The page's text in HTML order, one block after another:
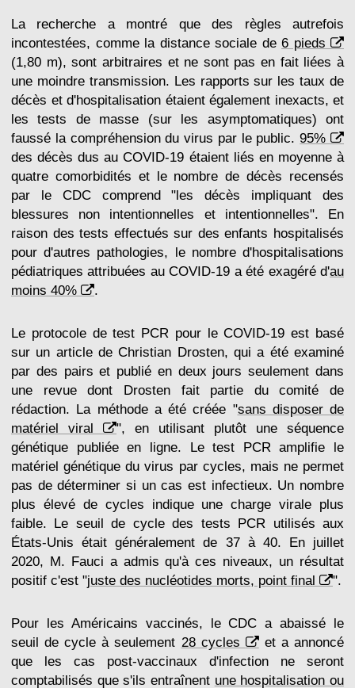
La recherche a montré que des règles autrefois
incontestées, comme la distance sociale de 6 pieds
(1,80 m), sont arbitraires et ne sont pas en fait liées à
une moindre transmission. Les rapports sur les taux de
décès et d'hospitalisation étaient également inexacts, et
les tests de masse (sur les asymptomatiques) ont
faussé la compréhension du virus par le public.95%
des décès dus au COVID-19 étaient liés en moyenne à
quatre comorbidités et le nombre de décès recensés
par le CDC comprend "les décès impliquant des
blessures non intentionnelles et intentionnelles". En
raison des tests effectués sur des enfants hospitalisés
pour d'autres pathologies, le nombre d'hospitalisations
pédiatriques attribuées au COVID-19 a été exagéré d'au
moins 40%
Le protocole de test PCR pour le COVID-19 est basé
sur un article de Christian Drosten, qui a été examiné
par des pairs et publié en deux jours seulement dans
une revue dont Drosten fait partie du comité de
rédaction. La méthode a été créée "sans disposer de
matériel viral
", en utilisant plutôt une séquence
génétique publiée en ligne. Le test PCR amplifie le
matériel génétique du virus par cycles, mais ne permet
pas de déterminer si un cas est infectieux. Un nombre
plus élevé de cycles indique une charge virale plus
faible. Le seuil de cycle des tests PCR utilisés aux
États-Unis était généralement de 37 à 40. En juillet
2020, M. Fauci a admis qu'à ces niveaux, un résultat
positif c'est "juste des nucléotides morts, point final ".
Pour les Américains vaccinés, le CDC a abaissé le
seuil de cycle à seulement 28 cycles
et a annoncé
que les cas post-vaccinaux d'infection ne seront
comptabilisés que s'ils entraînent une hospitalisation ou